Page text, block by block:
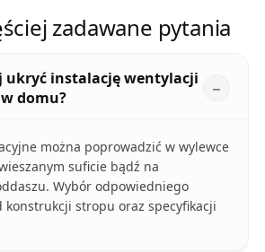
zadawane pytania
ukryć instalację wentylacji
domu?
można poprowadzić w wylewce
suficie bądź na
Wybór odpowiedniego
konstrukcji stropu oraz specyfikacji